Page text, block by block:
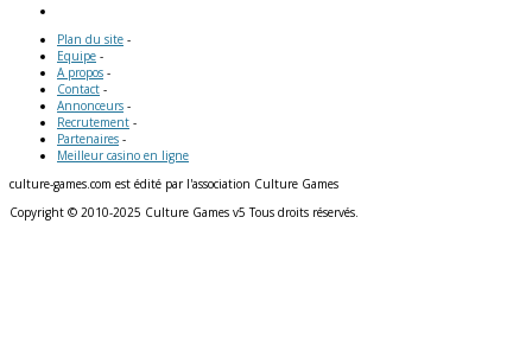
Plan du site -
Equipe -
A propos -
Contact -
Annonceurs -
Recrutement -
Partenaires -
Meilleur casino en ligne
culture-games.com est édité par l'association Culture Games
Copyright © 2010-2025 Culture Games v5 Tous droits réservés.